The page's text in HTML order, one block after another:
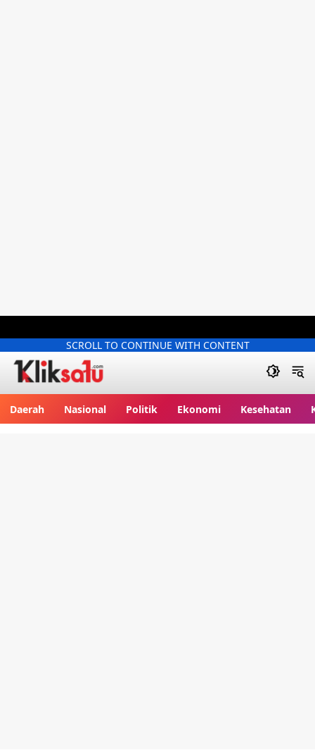
SCROLL TO CONTINUE WITH CONTENT
Daerah Nasional Politik Ekonomi Kesehatan